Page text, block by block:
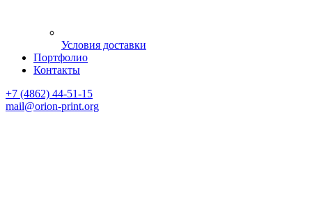
Условия доставки
Портфолио
Контакты
+7 (4862) 44-51-15
mail@orion-print.org